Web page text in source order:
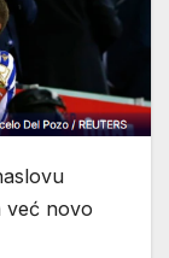
već novo